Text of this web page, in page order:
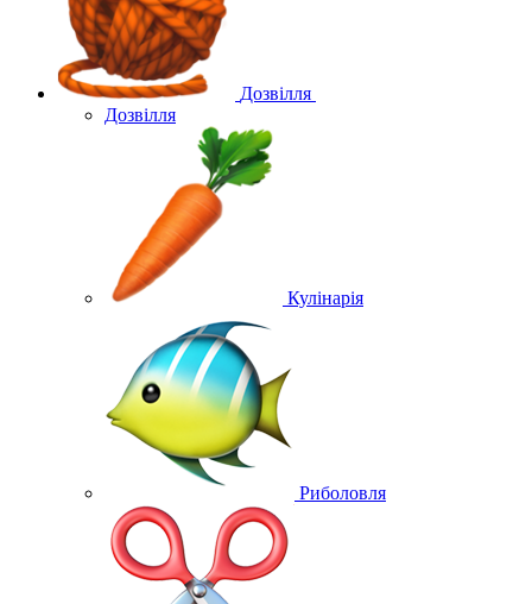
Дозвілля
Дозвілля
Кулінарія
Риболовля